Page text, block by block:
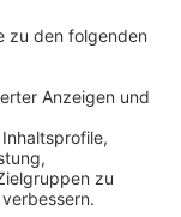
sind.
NRW
leider an